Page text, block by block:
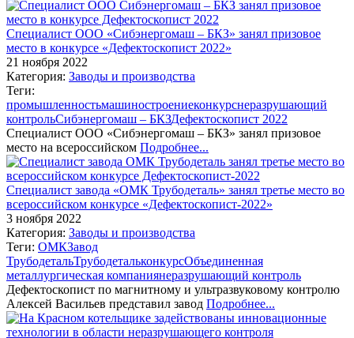
Специалист ООО «Сибэнергомаш – БКЗ» занял призовое
место в конкурсе «Дефектоскопист 2022»
21 ноября 2022
Категория: Заводы и производства
Теги:
промышленностьмашиностроениеконкурснеразрушающий
контрольСибэнергомаш – БКЗДефектоскопист 2022
Специалист ООО «Сибэнергомаш – БКЗ» занял призовое
место на всероссийском Подробнее...
Специалист завода «ОМК Трубодеталь» занял третье место во
всероссийском конкурсе «Дефектоскопист-2022»
3 ноября 2022
Категория: Заводы и производства
Теги: ОМКЗавод
ТрубодетальТрубодетальконкурсОбъединенная
металлургическая компаниянеразрушающий контроль
Дефектоскопист по магнитному и ультразвуковому контролю
Алексей Васильев представил завод Подробнее...